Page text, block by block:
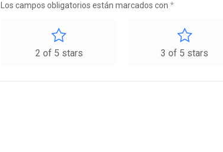
Los campos obligatorios están marcados con *
2 of 5 stars 3 of 5 stars